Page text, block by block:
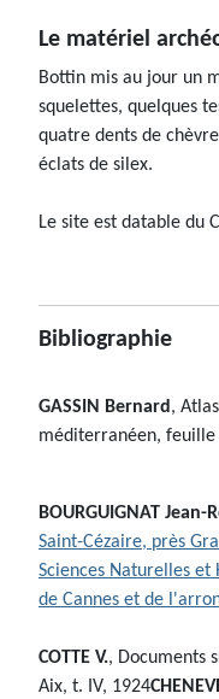
Le matériel
Bottin mis au jour un
squelettes, quelques
quatre dents de
éclats de silex.
Le site est datable du
Bibliographie
GASSIN Bernard,
méditerranéen, feuille
BOURGUIGNAT Jean-
Saint-Cézaire, près
Sciences Naturelles
de Cannes et de
COTTE V., Documents
Aix, t. IV, 1924